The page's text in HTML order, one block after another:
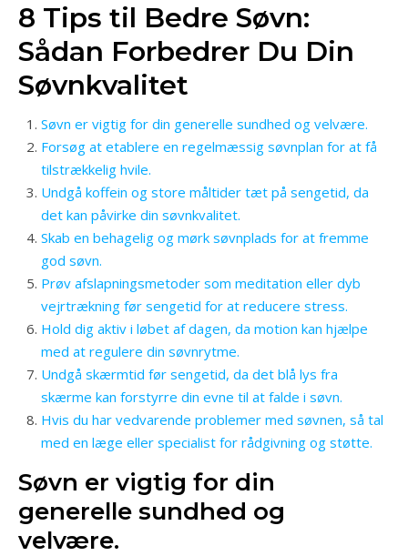
8 Tips til Bedre Søvn:
Sådan Forbedrer Du Din
Søvnkvalitet
Søvn er vigtig for din generelle sundhed og velvære.
Forsøg at etablere en regelmæssig søvnplan for at få
tilstrækkelig hvile.
Undgå koffein og store måltider tæt på sengetid, da
det kan påvirke din søvnkvalitet.
Skab en behagelig og mørk søvnplads for at fremme
god søvn.
Prøv afslapningsmetoder som meditation eller dyb
vejrtrækning før sengetid for at reducere stress.
Hold dig aktiv i løbet af dagen, da motion kan hjælpe
med at regulere din søvnrytme.
Undgå skærmtid før sengetid, da det blå lys fra
skærme kan forstyrre din evne til at falde i søvn.
Hvis du har vedvarende problemer med søvnen, så tal
med en læge eller specialist for rådgivning og støtte.
Søvn er vigtig for din
generelle sundhed og
velvære.